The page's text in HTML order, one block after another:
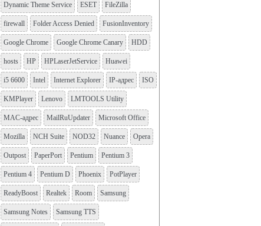
Dynamic Theme Service ESET FileZilla
firewall Folder Access Denied FusionInventory
Google Chrome Google Chrome Canary HDD
hosts HP HPLaserJetService Huawei
i5 6600 Intel Internet Explorer IP-адрес ISO
KMPlayer Lenovo LMTOOLS Utility
MAC-адрес MailRuUpdater Microsoft Office
Mozilla NCH Suite NOD32 Nuance Opera
Outpost PaperPort Pentium Pentium 3
Pentium 4 Pentium D Phoenix PotPlayer
ReadyBoost Realtek Room Samsung
Samsung Notes Samsung TTS